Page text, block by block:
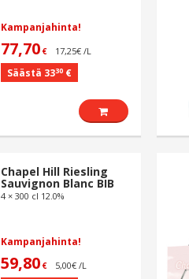
Kampanjahinta!
77,70€ 17,25€ /L
Säästä 3330€
Chapel Hill Riesling
Sauvignon Blanc BIB
4 × 300 cl 12.0%
Kampanjahinta!
59,80€ 5,00€ /L